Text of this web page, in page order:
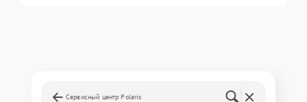
Сервисный центр Polaris